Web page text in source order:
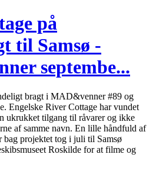
på
til Samsø -
septembe...
bragt i MAD&venner #89 og
Engelske River Cottage har vundet
ukrukket tilgang til råvarer og ikke
af samme navn. En lille håndfuld af
bag projektet tog i juli til Samsø
Roskilde for at filme og